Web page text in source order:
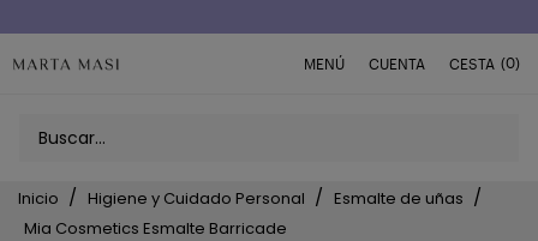
MENÚ CUENTA CESTA (0)
Inicio Higiene y Cuidado Personal
Esmalte de uñas
Mia Cosmetics Esmalte Barricade